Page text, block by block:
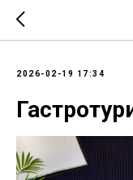
2026-02-19 17:34